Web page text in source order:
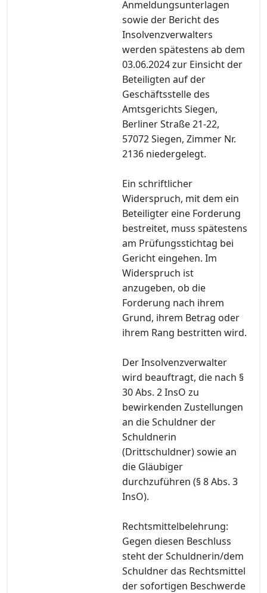
Anmeldungsunterlagen
sowie der Bericht des
Insolvenzverwalters
werden spätestens ab dem
03.06.2024 zur Einsicht der
Beteiligten auf der
Geschäftsstelle des
Amtsgerichts Siegen,
Berliner Straße 21-22,
57072 Siegen, Zimmer Nr.
2136 niedergelegt.
Ein schriftlicher
Widerspruch, mit dem ein
Beteiligter eine Forderung
bestreitet, muss spätestens
am Prüfungsstichtag bei
Gericht eingehen. Im
Widerspruch ist
anzugeben, ob die
Forderung nach ihrem
Grund, ihrem Betrag oder
ihrem Rang bestritten wird.
Der Insolvenzverwalter
wird beauftragt, die nach §
30 Abs. 2 InsO zu
bewirkenden Zustellungen
an die Schuldner der
Schuldnerin
(Drittschuldner) sowie an
die Gläubiger
durchzuführen (§ 8 Abs. 3
InsO).
Rechtsmittelbelehrung:
Gegen diesen Beschluss
steht der Schuldnerin/dem
Schuldner das Rechtsmittel
der sofortigen Beschwerde